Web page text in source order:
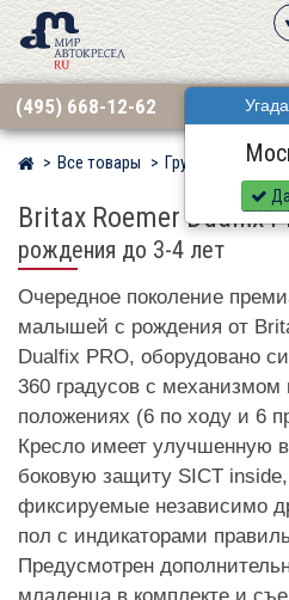
Да
(495) 668-12-62
Мир детских автокресел
Все товары Группа 0·1 (до 18
Britax Roemer Dualfix
рождения до 3-4 лет
Очередное поколение
малышей с рождения от
Dualfix PRO, оборудовано
360 градусов с
положениях (6 по ходу и 6
Кресло имеет улучшенную
боковую защиту SICT
фиксируемые независимо
пол с индикаторами
Предусмотрен